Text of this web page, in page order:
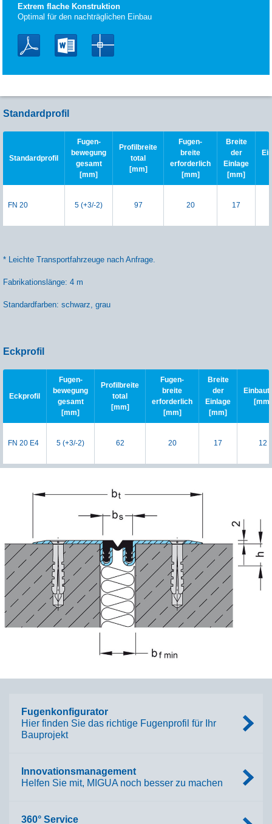
Extrem flache Konstruktion
Optimal für den nachträglichen Einbau
Standardprofil
Standardprofil
Fugen-
bewegung
gesamt
[mm]
Profilbreite
total
[mm]
Fugen-
breite
erforderlich
[mm]
Breite
der
Einlage
[mm]
FN 20 5 (+3/-2) 97 20 17
* Leichte Transportfahrzeuge nach Anfrage.
Fabrikationslänge: 4 m
Standardfarben: schwarz, grau
Eckprofil
Eckprofil
Fugen-
bewegung
gesamt
[mm]
Profilbreite
total
[mm]
Fugen-
breite
erforderlich
[mm]
Breite
der
Einlage
[mm]
[mm]
FN 20 E4 5 (+3/-2) 62 20 17 12
Fugenkonfigurator
Hier finden Sie das richtige Fugenprofil für Ihr
Bauprojekt
Innovationsmanagement
Helfen Sie mit, MIGUA noch besser zu machen
360° Service